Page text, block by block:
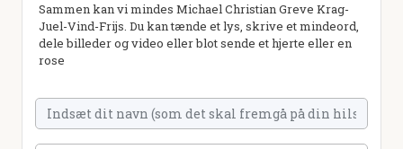
Sammen kan vi mindes Michael Christian Greve Krag-
Juel-Vind-Frijs. Du kan tænde et lys, skrive et mindeord,
dele billeder og video eller blot sende et hjerte eller en
rose